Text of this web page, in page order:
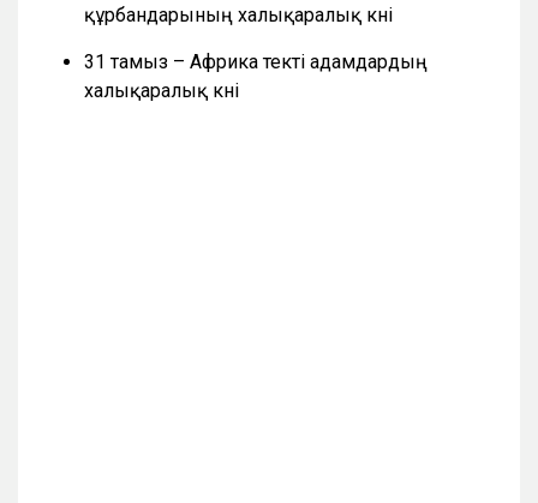
құрбандарының халықаралық күні
31 тамыз – Африка текті адамдардың
халықаралық күні